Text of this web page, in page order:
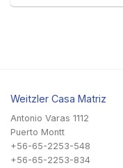
Weitzler Casa Matriz
Antonio Varas 1112
Puerto Montt
+56-65-2253-548
+56-65-2253-834